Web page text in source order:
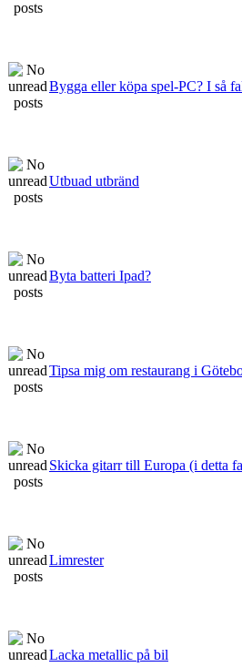
Bygga eller köpa spel-PC? I så
Utbuad utbränd
Byta batteri Ipad?
Tipsa mig om restaurang i
Skicka gitarr till Europa (i detta
Limrester
Lacka metallic på bil